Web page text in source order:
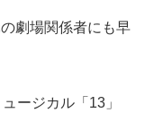
劇場関係者にも早
ージカル「13」